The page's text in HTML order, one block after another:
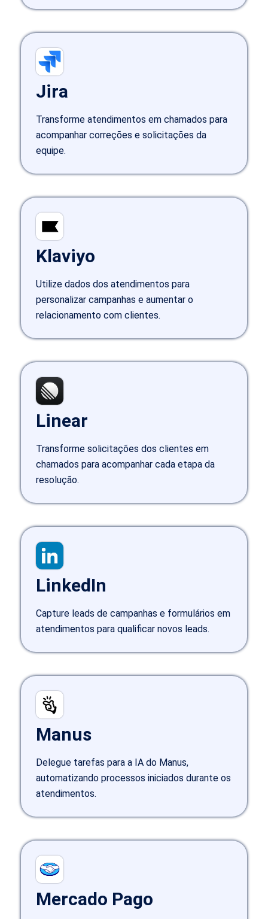
Jira
Transforme atendimentos em chamados para
acompanhar correções e solicitações da
equipe.
Klaviyo
Utilize dados dos atendimentos para
personalizar campanhas e aumentar o
relacionamento com clientes.
Linear
Transforme solicitações dos clientes em
chamados para acompanhar cada etapa da
resolução.
LinkedIn
Capture leads de campanhas e formulários em
atendimentos para qualificar novos leads.
Manus
Delegue tarefas para a IA do Manus,
automatizando processos iniciados durante os
atendimentos.
Mercado Pago